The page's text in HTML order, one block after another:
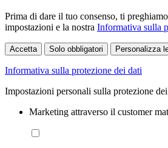
Prima di dare il tuo consenso, ti
impostazioni e la nostra Informativa sulla
Accetta Solo obbligatori Personalizza
Informativa sulla protezione dei dati
Impostazioni personali sulla protezione
Marketing attraverso il customer